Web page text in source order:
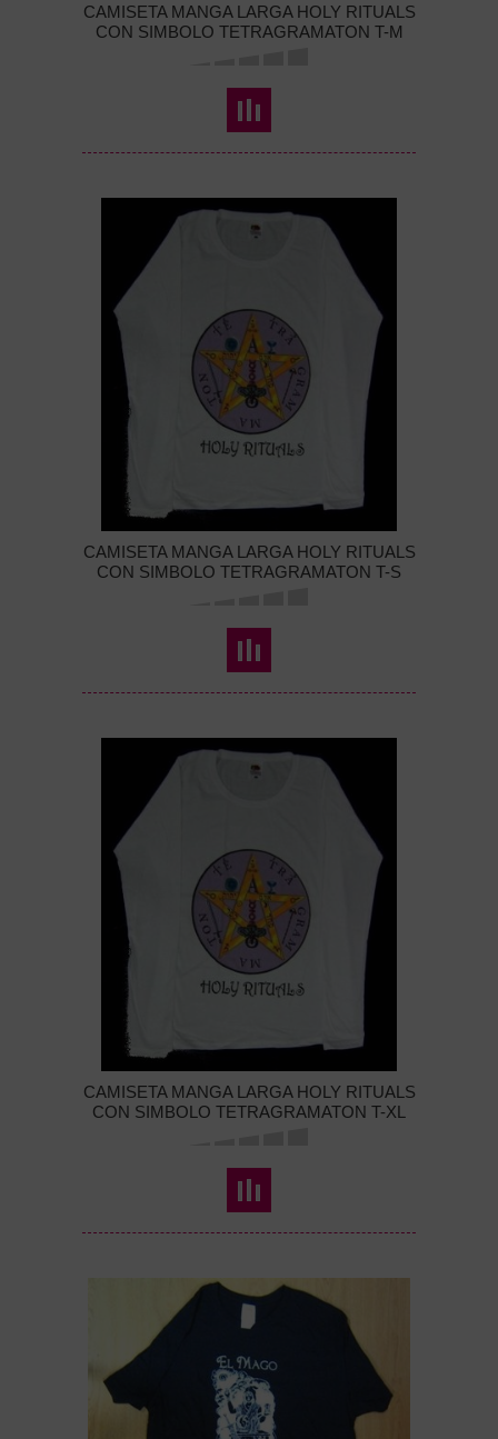
CAMISETA MANGA LARGA HOLY RITUALS
CON SIMBOLO TETRAGRAMATON T-M
CAMISETA MANGA LARGA HOLY RITUALS
CON SIMBOLO TETRAGRAMATON T-S
CAMISETA MANGA LARGA HOLY RITUALS
CON SIMBOLO TETRAGRAMATON T-XL